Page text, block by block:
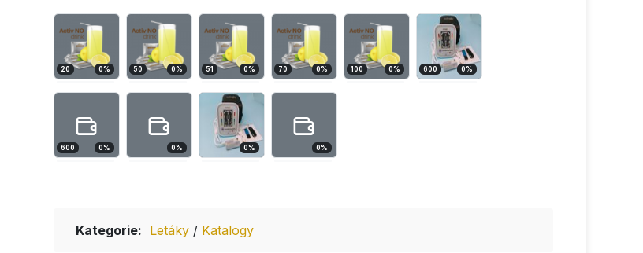
20 0% 50 0% 51 0% 70 0% 100 0% 600 0%
600 0% 0% 0% 0%
Kategorie: Letáky / Katalogy